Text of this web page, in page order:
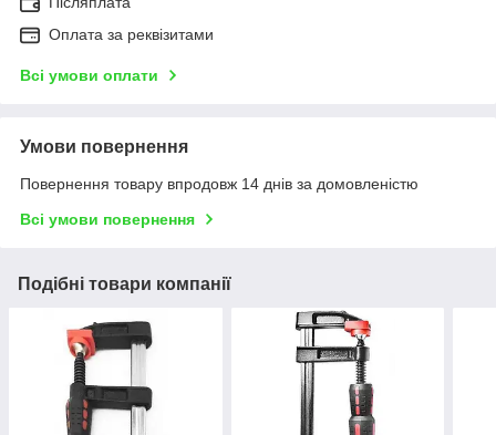
Оплата за реквізитами
Всі умови оплати
Умови повернення
Повернення товару впродовж 14 днів за домовленістю
Всі умови повернення
Подібні товари компанії